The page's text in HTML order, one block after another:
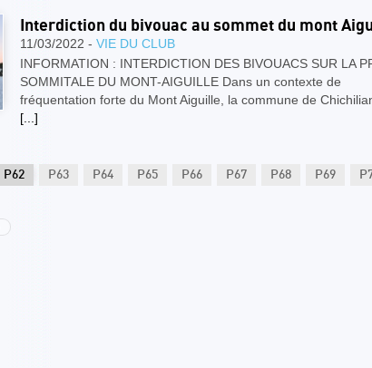
Interdiction du bivouac au sommet du mont
11/03/2022 - VIE DU CLUB
INFORMATION : INTERDICTION DES BIVOUACS SUR LA
SOMMITALE DU MONT-AIGUILLE Dans un contexte de
fréquentation forte du Mont Aiguille, la commune de
[...]
P62 P63 P64 P65 P66 P67 P68 P69